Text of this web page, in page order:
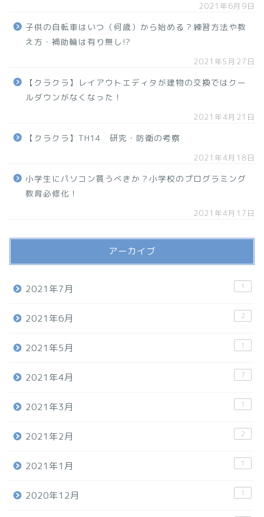
2021年6月9日
子供の自転車はいつ（何歳）から始める？練習方法や教
え方・補助輪は有り無し!?
2021年5月27日
【クラクラ】レイアウトエディタが建物の交換ではクー
ルダウンがなくなった！
2021年4月21日
【クラクラ】TH14 研究・防衛の考察
2021年4月18日
小学生にパソコン買うべきか？小学校のプログラミング
教育必修化！
2021年4月17日
アーカイブ
2021年7月 1
2021年6月 2
2021年5月 1
2021年4月 7
2021年3月 1
2021年2月 2
2021年1月 1
2020年12月 1